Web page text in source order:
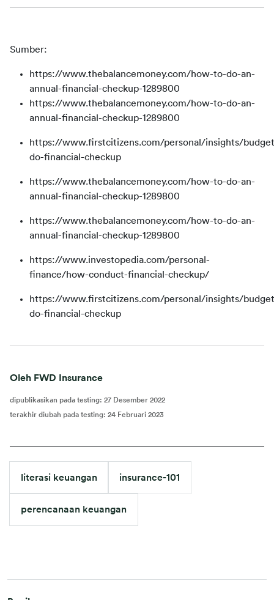
Sumber:
https://www.thebalancemoney.com/how-to-do-an-
annual-financial-checkup-1289800
https://www.thebalancemoney.com/how-to-do-an-
annual-financial-checkup-1289800
https://www.firstcitizens.com/personal/insights/
do-financial-checkup
https://www.thebalancemoney.com/how-to-do-an-
annual-financial-checkup-1289800
https://www.thebalancemoney.com/how-to-do-an-
annual-financial-checkup-1289800
https://www.investopedia.com/personal-
finance/how-conduct-financial-checkup/
https://www.firstcitizens.com/personal/insights/
do-financial-checkup
Oleh FWD Insurance
dipublikasikan pada testing: 27 Desember 2022
terakhir diubah pada testing: 24 Februari 2023
literasi keuangan insurance-101
perencanaan keuangan